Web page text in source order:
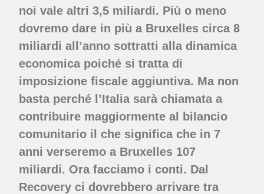
noi vale altri 3,5 miliardi. Più o meno
dovremo dare in più a Bruxelles circa 8
miliardi all’anno sottratti alla dinamica
economica poiché si tratta di
imposizione fiscale aggiuntiva. Ma non
basta perché l’Italia sarà chiamata a
contribuire maggiormente al bilancio
comunitario il che significa che in 7
anni verseremo a Bruxelles 107
miliardi. Ora facciamo i conti. Dal
Recovery ci dovrebbero arrivare tra